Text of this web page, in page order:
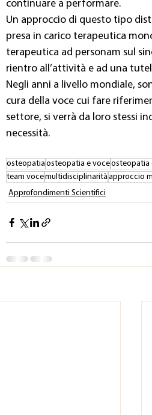
continuare a performare.
Un approccio di questo tipo
presa in carico terapeutica
terapeutica ad personam sul
rientro all’attività e ad una
Negli anni a livello mondiale,
cura della voce cui fare
settore, si verrà da loro stessi
necessità.
osteopatia osteopatia e voceosteopatia
team vocemultidisciplinarità approccio
Approfondimenti Scientifici